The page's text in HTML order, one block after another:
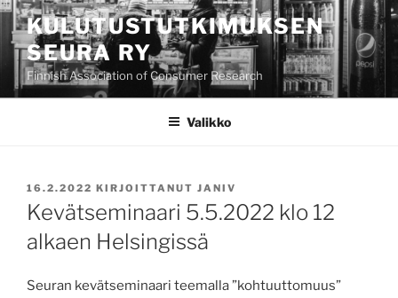
Siirry
sisältöönKULUTUSTUTKIMUKSEN
SEURA RY
Finnish Association of Consumer Research
Valikko
JULKAISTU
16.2.2022 KIRJOITTANUT JANIV
Kevätseminaari 5.5.2022 klo 12
alkaen Helsingissä
Seuran kevätseminaari teemalla ”kohtuuttomuus”